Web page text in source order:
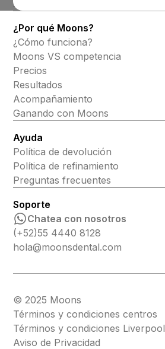
Alineadores invisibles
¿Por qué Moons?
¿Cómo funciona?
Moons VS competencia
Precios
Resultados
Acompañamiento
Ganando con Moons
Ayuda
Política de devolución
Política de refinamiento
Preguntas frecuentes
Soporte
Chatea con nosotros
(+52)55 4440 8128
hola@moonsdental.com
© 2025 Moons
Términos y condiciones centros
Términos y condiciones Liverpool
Aviso de Privacidad